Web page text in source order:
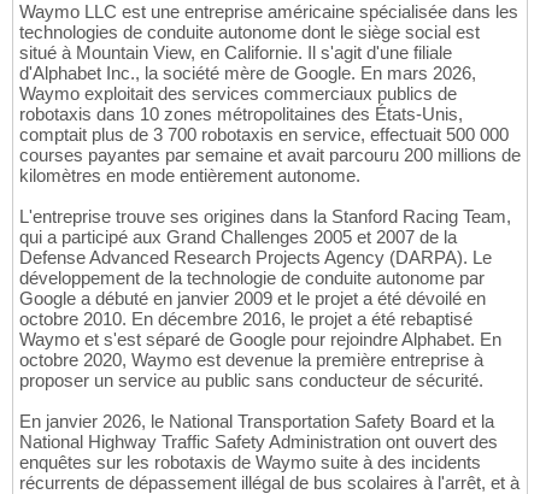
Waymo LLC est une entreprise américaine spécialisée dans les
technologies de conduite autonome dont le siège social est
situé à Mountain View, en Californie. Il s'agit d'une filiale
d'Alphabet Inc., la société mère de Google. En mars 2026,
Waymo exploitait des services commerciaux publics de
robotaxis dans 10 zones métropolitaines des États-Unis,
comptait plus de 3 700 robotaxis en service, effectuait 500 000
courses payantes par semaine et avait parcouru 200 millions de
kilomètres en mode entièrement autonome.
L'entreprise trouve ses origines dans la Stanford Racing Team,
qui a participé aux Grand Challenges 2005 et 2007 de la
Defense Advanced Research Projects Agency (DARPA). Le
développement de la technologie de conduite autonome par
Google a débuté en janvier 2009 et le projet a été dévoilé en
octobre 2010. En décembre 2016, le projet a été rebaptisé
Waymo et s'est séparé de Google pour rejoindre Alphabet. En
octobre 2020, Waymo est devenue la première entreprise à
proposer un service au public sans conducteur de sécurité.
En janvier 2026, le National Transportation Safety Board et la
National Highway Traffic Safety Administration ont ouvert des
enquêtes sur les robotaxis de Waymo suite à des incidents
récurrents de dépassement illégal de bus scolaires à l'arrêt, et à